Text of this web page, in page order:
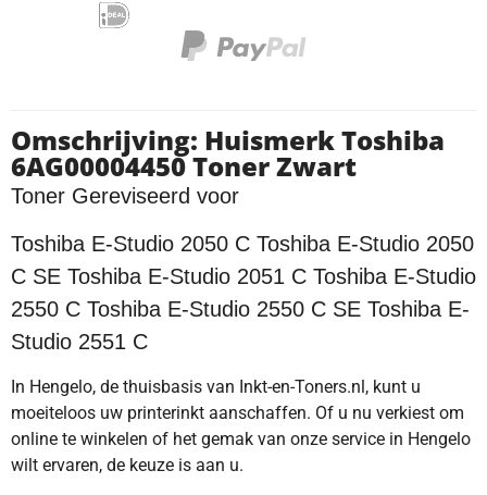
Omschrijving: Huismerk Toshiba
6AG00004450 Toner Zwart
Toner Gereviseerd voor
Toshiba E-Studio 2050 C Toshiba E-Studio 2050
C SE Toshiba E-Studio 2051 C Toshiba E-Studio
2550 C Toshiba E-Studio 2550 C SE Toshiba E-
Studio 2551 C
In Hengelo, de thuisbasis van Inkt-en-Toners.nl, kunt u
moeiteloos uw printerinkt aanschaffen. Of u nu verkiest om
online te winkelen of het gemak van onze service in Hengelo
wilt ervaren, de keuze is aan u.